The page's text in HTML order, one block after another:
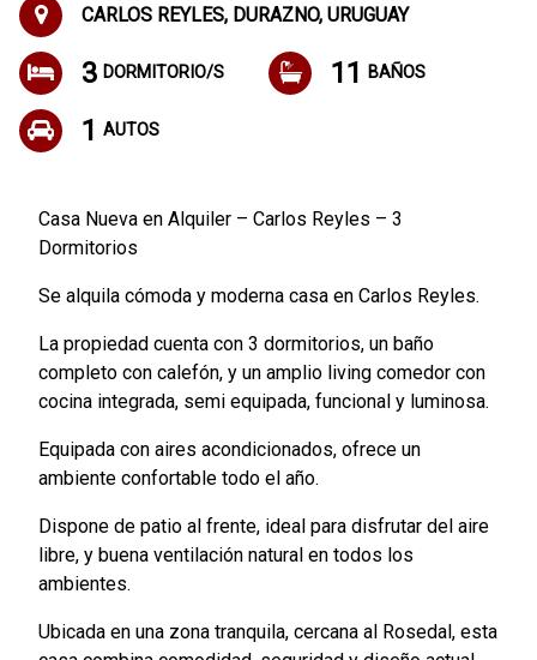
CARLOS REYLES, DURAZNO, URUGUAY
3 DORMITORIO/S 11 BAÑOS
1 AUTOS
Casa Nueva en Alquiler – Carlos Reyles – 3
Dormitorios
Se alquila cómoda y moderna casa en Carlos Reyles.
La propiedad cuenta con 3 dormitorios, un baño
completo con calefón, y un amplio living comedor con
cocina integrada, semi equipada, funcional y luminosa.
Equipada con aires acondicionados, ofrece un
ambiente confortable todo el año.
Dispone de patio al frente, ideal para disfrutar del aire
libre, y buena ventilación natural en todos los
ambientes.
Ubicada en una zona tranquila, cercana al Rosedal, esta